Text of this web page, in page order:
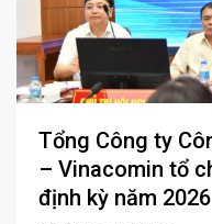
Tổng Công ty
– Vinacomin tổ
định kỳ năm 2026